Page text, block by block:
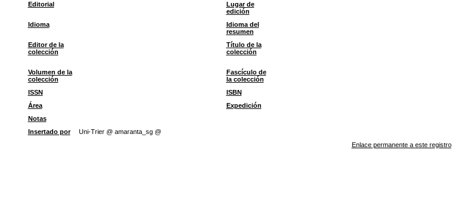
Editorial
Lugar de
edición
Idioma
Idioma del
resumen
Editor de la
colección
Título de la
colección
Volumen de la
colección
Fascículo de
la colección
ISSN ISBN
Área
Expedición
Notas
Insertado por
Uni-Trier @ amaranta_sg @
Enlace permanente a este registro